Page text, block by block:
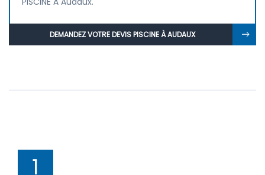
DEMANDEZ VOTRE DEVIS PISCINE À AUDAUX
1